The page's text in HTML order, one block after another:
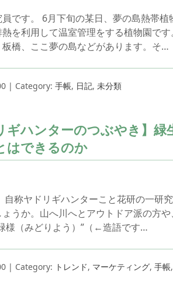
です。 6月下旬の某日、夢の島熱帯
を利用して温室管理をする植物園で
橋、ここ夢の島などがあります。そ…
| Category: 手帳, 日記, 未分類
ギハンターのつぶやき】
はできるのか
自称ヤドリギハンターこと花研の一研
うか。山へ川へとアウトドア派の方
様（みどりよう）”（←造語です…
| Category: トレンド, マーケティング, 手帳,